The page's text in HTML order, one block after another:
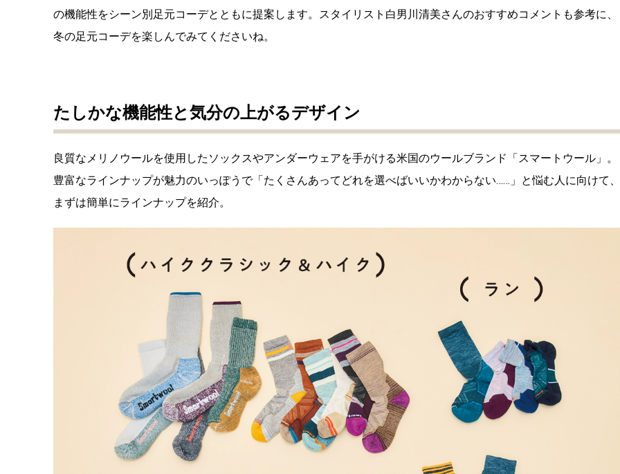
の機能性をシーン別足元コーデとともに提案します。スタイリスト白男川清美さんのおすすめコメントも参考に、
冬の足元コーデを楽しんでみてくださいね。
たしかな機能性と気分の上がるデザイン
良質なメリノウールを使用したソックスやアンダーウェアを手がける米国のウールブランド「スマートウール」。
豊富なラインナップが魅力のいっぽうで「たくさんあってどれを選べばいいかわからない……」と悩む人に向けて、
まずは簡単にラインナップを紹介。